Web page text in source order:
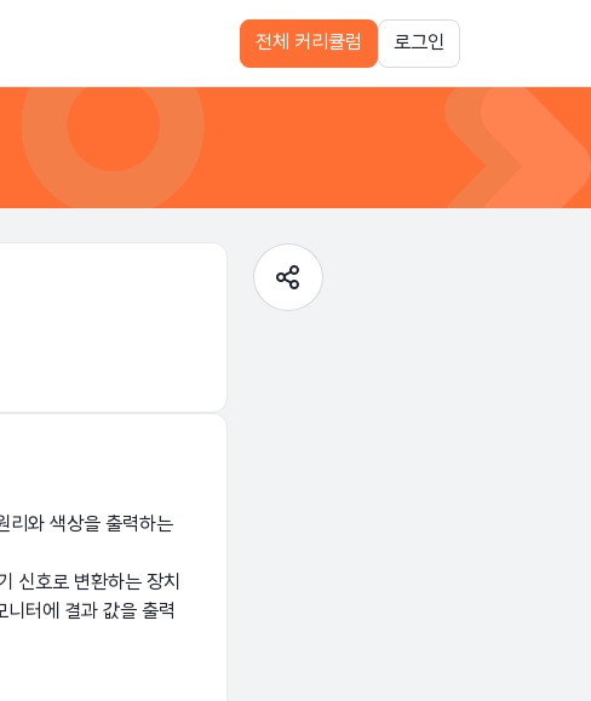
전체 커리큘럼 로그인
와 색상을 출력하는
신호로 변환하는 장치
니터에 결과 값을 출력